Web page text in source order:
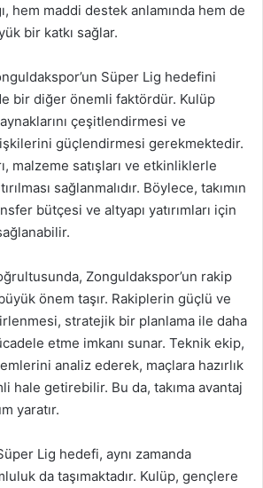
hem maddi destek anlamında hem de
bir katkı sağlar.
Süper Lig hedefini
bir diğer önemli faktördür. Kulüp
çeşitlendirmesi ve
güçlendirmesi gerekmektedir.
malzeme satışları ve etkinliklerle
sağlanmalıdır. Böylece, takımın
bütçesi ve altyapı yatırımları için
Zonguldakspor’un rakip
önem taşır. Rakiplerin güçlü ve
stratejik bir planlama ile daha
etme imkanı sunar. Teknik ekip,
analiz ederek, maçlara hazırlık
hale getirebilir. Bu da, takıma avantaj
yaratır.
Lig hedefi, aynı zamanda
da taşımaktadır. Kulüp, gençlere